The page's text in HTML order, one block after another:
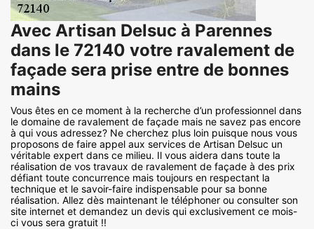
Avec Artisan Delsuc à Parennes
dans le 72140 votre ravalement de
façade sera prise entre de bonnes
mains
Vous êtes en ce moment à la recherche d’un professionnel dans
le domaine de ravalement de façade mais ne savez pas encore
à qui vous adressez? Ne cherchez plus loin puisque nous vous
proposons de faire appel aux services de Artisan Delsuc un
véritable expert dans ce milieu. Il vous aidera dans toute la
réalisation de vos travaux de ravalement de façade à des prix
défiant toute concurrence mais toujours en respectant la
technique et le savoir-faire indispensable pour sa bonne
réalisation. Allez dès maintenant le téléphoner ou consulter son
site internet et demandez un devis qui exclusivement ce mois-
ci vous sera gratuit !!